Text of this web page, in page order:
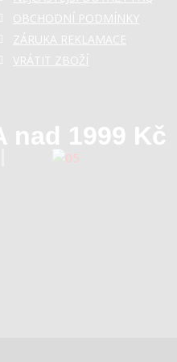
OBCHODNÍ PODMÍNKY
ZÁRUKA REKLAMACE
VRÁTIT ZBOŽÍ
nad 1999 Kč